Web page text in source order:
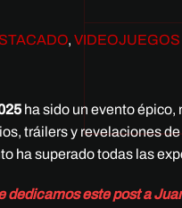
, VIDEOJUEGOS
ha sido un evento
tráilers y revelaciones
ha superado todas las
este post a